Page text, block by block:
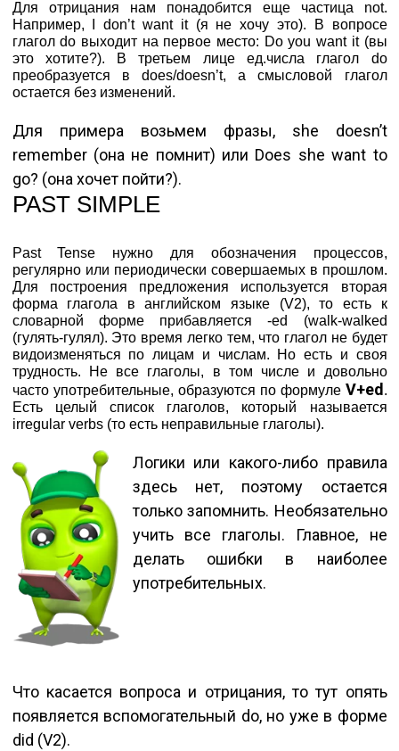
Для отрицания нам понадобится еще частица not.
Например, I don’t want it (я не хочу это). В вопросе
глагол do выходит на первое место: Do you want it (вы
это хотите?). В третьем лице ед.числа глагол do
преобразуется в does/doesn’t, а смысловой глагол
остается без изменений.
Для примера возьмем фразы, she doesn’t
remember (она не помнит) или Does she want to
go? (она хочет пойти?).
PAST SIMPLE
Past Tense нужно для обозначения процессов,
регулярно или периодически совершаемых в прошлом.
Для построения предложения используется вторая
форма глагола в английском языке (V2), то есть к
словарной форме прибавляется -ed (walk-walked
(гулять-гулял). Это время легко тем, что глагол не будет
видоизменяться по лицам и числам. Но есть и своя
трудность. Не все глаголы, в том числе и довольно
часто употребительные, образуются по формуле V+ed .
Есть целый список глаголов, который называется
irregular verbs (то есть неправильные глаголы).
Логики или какого-либо правила
здесь нет, поэтому остается
только запомнить. Необязательно
учить все глаголы. Главное, не
делать ошибки в наиболее
употребительных.
Что касается вопроса и отрицания, то тут опять
появляется вспомогательный do, но уже в форме
did (V2).